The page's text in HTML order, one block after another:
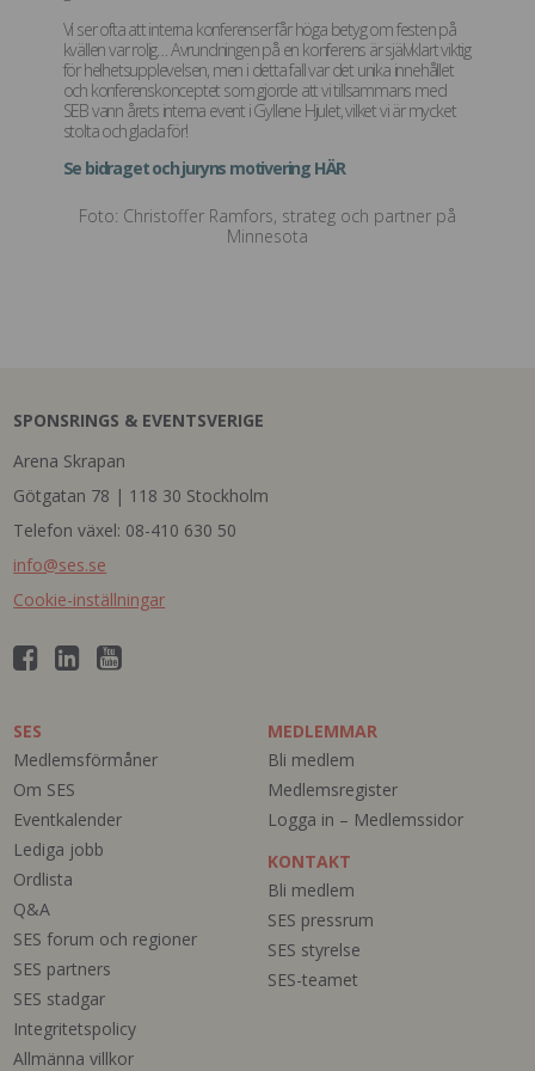
Vi ser ofta att interna konferenser får höga betyg om festen på
kvällen var rolig… Avrundningen på en konferens är självklart viktig
för helhetsupplevelsen, men i detta fall var det unika innehållet
och konferenskonceptet som gjorde att vi tillsammans med
SEB vann årets interna event i Gyllene Hjulet, vilket vi är mycket
stolta och glada för!
Se bidraget och juryns motivering HÄR
Foto: Christoffer Ramfors, strateg och partner på
Minnesota
SPONSRINGS & EVENTSVERIGE
Arena Skrapan
Götgatan 78 | 118 30 Stockholm
Telefon växel: 08-410 630 50
info@ses.se
Cookie-inställningar
SES
Medlemsförmåner
Om SES
Eventkalender
Lediga jobb
Ordlista
Q&A
SES forum och regioner
SES partners
SES stadgar
Integritetspolicy
Allmänna villkor
MEDLEMMAR
Bli medlem
Medlemsregister
Logga in – Medlemssidor
KONTAKT
Bli medlem
SES pressrum
SES styrelse
SES-teamet